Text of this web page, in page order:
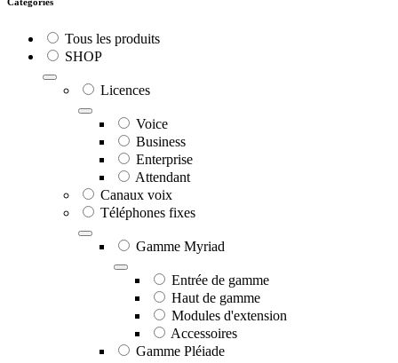
Tous les produits
SHOP
Licences
Voice
Business
Enterprise
Attendant
Canaux voix
Téléphones fixes
Gamme Myriad
Entrée de gamme
Haut de gamme
Modules d'extension
Accessoires
Gamme Pléiade